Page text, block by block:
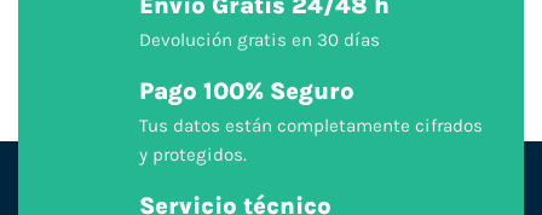
Devolución gratis en 30 días
Pago 100% Seguro
Tus datos están completamente cifrados
y protegidos.
Servicio técnico